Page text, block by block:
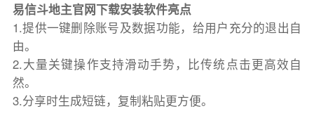
易信斗地主官网下载安装软件亮点
1.提供一键删除账号及数据功能，给用户充分的退出自
由。
2.大量关键操作支持滑动手势，比传统点击更高效自
然。
3.分享时生成短链，复制粘贴更方便。